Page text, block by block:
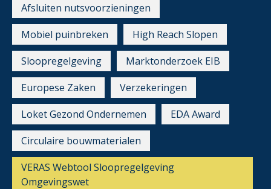
Afsluiten nutsvoorzieningen
Mobiel puinbreken
High Reach Slopen
Sloopregelgeving
Marktonderzoek EIB
Europese Zaken
Verzekeringen
Loket Gezond Ondernemen
EDA Award
Circulaire bouwmaterialen
VERAS Webtool Sloopregelgeving
Omgevingswet